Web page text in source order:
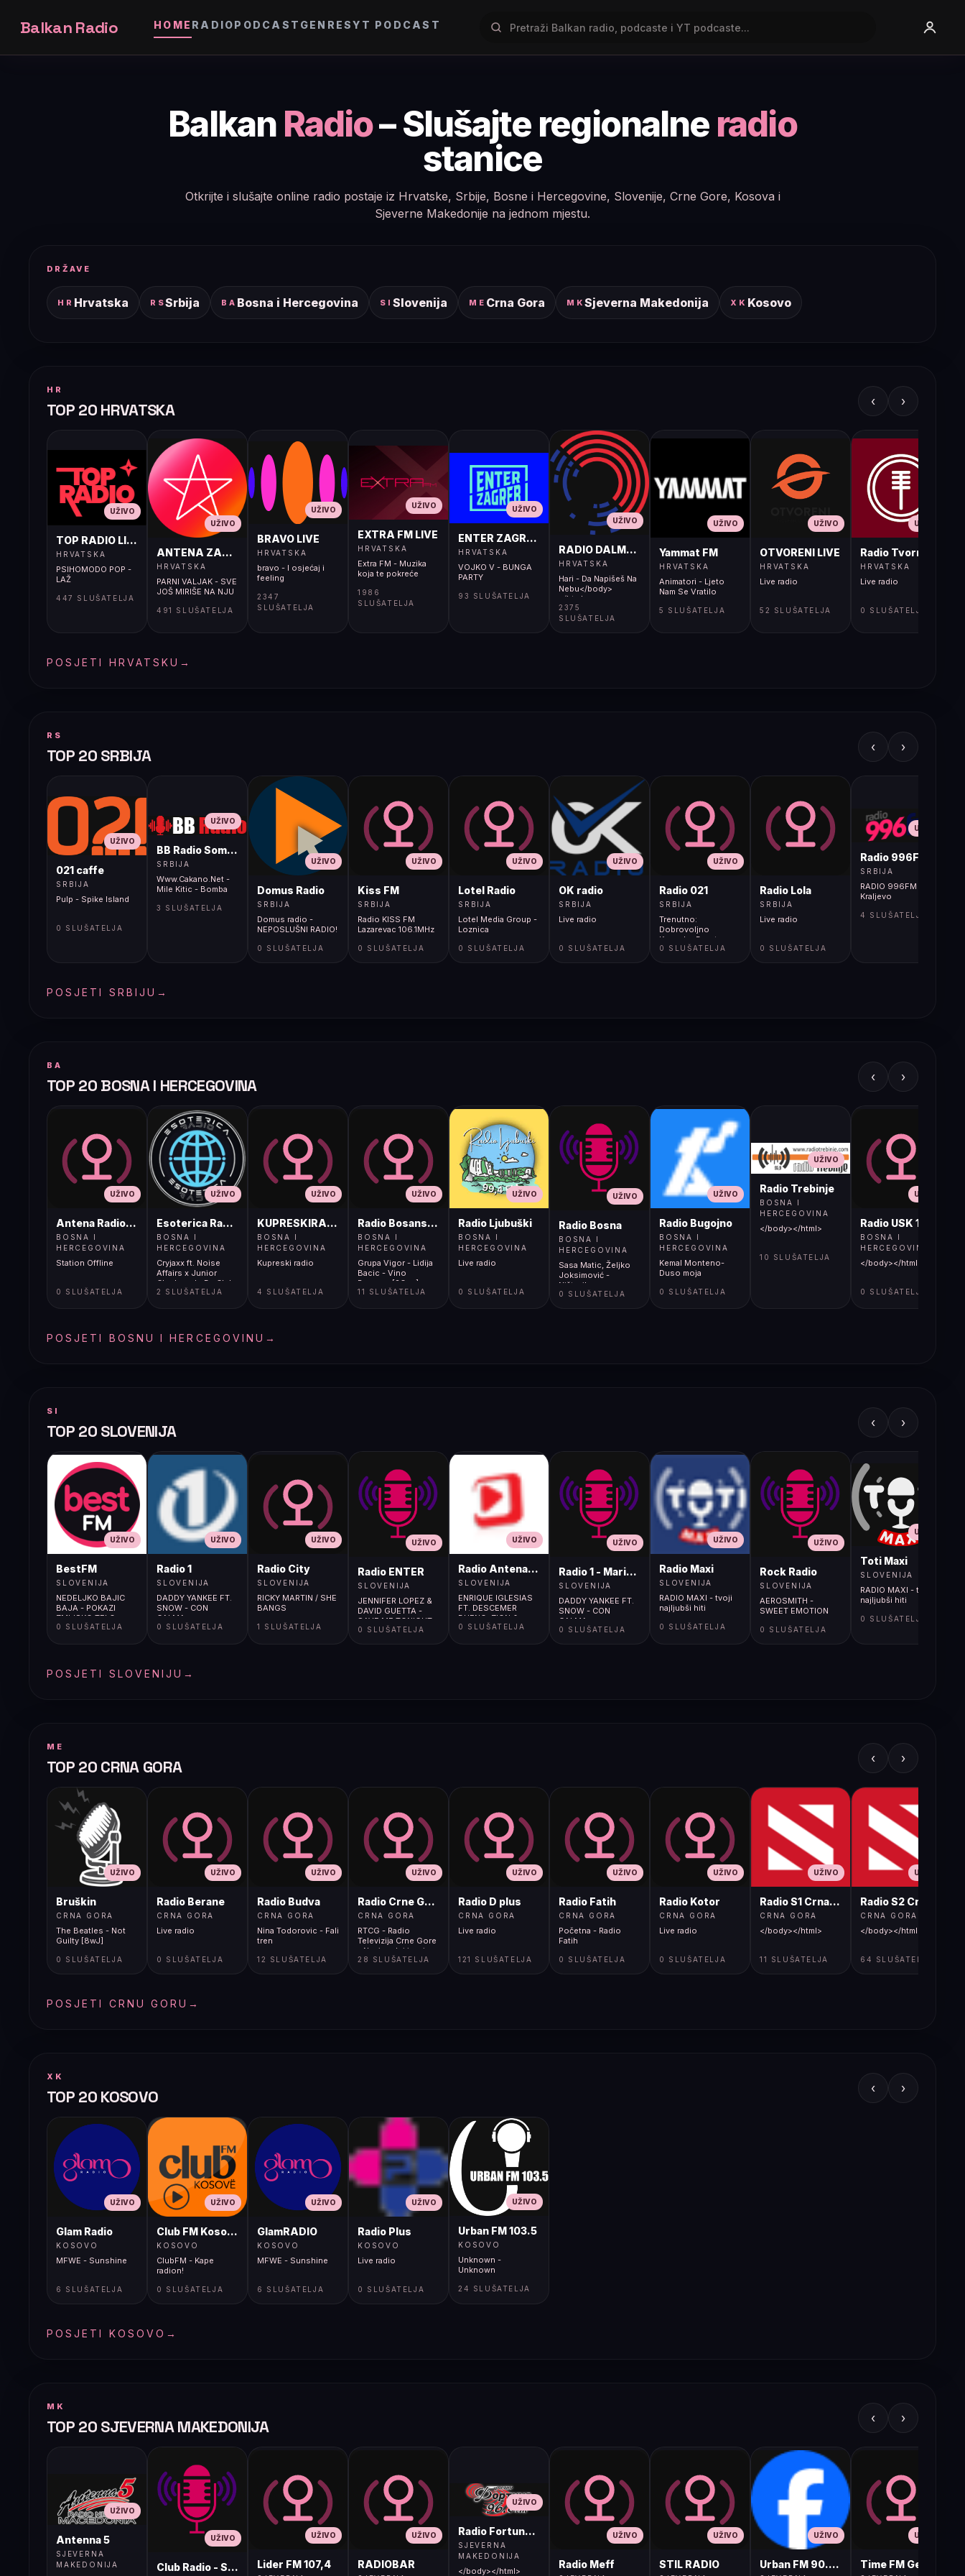
Balkan Radio HOME RADIOPODCAST GENRESYT PODCAST
Balkan Radio– Slušajte regionalne radio
stanice
Otkrijte i slušajte online radio postaje iz Hrvatske, Srbije, Bosne i Hercegovine, Slovenije, Crne Gore, Kosova i
Sjeverne Makedonije na jednom mjestu.
DRŽAVE
HR Hrvatska RSSrbija BA Bosna i Hercegovina SI Slovenija ME Crna Gora MKSjeverna Makedonija XK Kosovo
HR
TOP 20 HRVATSKA ‹ ›
UŽIVO
TOP RADIO LIVE
HRVATSKA
PSIHOMODO POP -
LAŽ
447 SLUŠATELJA
UŽIVO
ANTENA ZAGREB LIVE
HRVATSKA
PARNI VALJAK - SVE
JOŠ MIRIŠE NA NJU
491 SLUŠATELJA
UŽIVO
BRAVO LIVE
HRVATSKA
bravo - I osjećaj i
feeling
2347
SLUŠATELJA
UŽIVO
EXTRA FM LIVE
HRVATSKA
Extra FM - Muzika
koja te pokreće
1986
SLUŠATELJA
UŽIVO
ENTER ZAGREB LIVE
HRVATSKA
VOJKO V - BUNGA
PARTY
93 SLUŠATELJA
UŽIVO
RADIO DALMACIJA LIVE
HRVATSKA
Hari - Da Napišeš Na
Nebu</body>
</html>
2375
SLUŠATELJA
UŽIVO
Yammat FM
HRVATSKA
Animatori - Ljeto
Nam Se Vratilo
5 SLUŠATELJA
UŽIVO
OTVORENI LIVE
HRVATSKA
Live radio
52 SLUŠATELJA
UŽIVO
Radio Tvornica
HRVATSKA
Live radio
0 SLUŠATELJA
POSJETI HRVATSKU →
RS
TOP 20 SRBIJA ‹ ›
UŽIVO
021 caffe
SRBIJA
Pulp - Spike Island
0 SLUŠATELJA
UŽIVO
BB Radio Sombor
SRBIJA
Www.Cakano.Net -
Mile Kitic - Bomba
3 SLUŠATELJA
UŽIVO
Domus Radio
SRBIJA
Domus radio -
NEPOSLUŠNI RADIO!
0 SLUŠATELJA
UŽIVO
Kiss FM
SRBIJA
Radio KISS FM
Lazarevac 106.1MHz
0 SLUŠATELJA
UŽIVO
Lotel Radio
SRBIJA
Lotel Media Group -
Loznica
0 SLUŠATELJA
UŽIVO
OK radio
SRBIJA
Live radio
0 SLUŠATELJA
UŽIVO
Radio 021
SRBIJA
Trenutno:
Dobrovoljno
Kovacko Drustvo -
Sorom Sajke
0 SLUŠATELJA
Radio Lola
SRBIJA
Live radio
0 SLUŠATELJA
UŽIVO
Radio 996FM
SRBIJA
RADIO 996FM -
Kraljevo
4 SLUŠATELJA
POSJETI SRBIJU →
BA
TOP 20 BOSNA I HERCEGOVINA ‹ ›
UŽIVO
Antena Radio, Jelah Tešanj
BOSNA I
HERCEGOVINA
Station Offline
0 SLUŠATELJA
UŽIVO
Esoterica Radio S1
BOSNA I
HERCEGOVINA
Cryjaxx ft. Noise
Affairs x Junior
Charles - In Da Club
2 SLUŠATELJA
UŽIVO
KUPRESKIRADIO
BOSNA I
HERCEGOVINA
Kupreski radio
4 SLUŠATELJA
UŽIVO
Radio Bosanski Brod
BOSNA I
HERCEGOVINA
Grupa Vigor - Lidija
Bacic - Vino
Rumeno [2Ovs]
</body></html>
11 SLUŠATELJA
UŽIVO
Radio Ljubuški
BOSNA I
HERCEGOVINA
Live radio
0 SLUŠATELJA
UŽIVO
Radio Bosna
BOSNA I
HERCEGOVINA
Sasa Matic, Željko
Joksimović -
Ništavilo
0 SLUŠATELJA
UŽIVO
Radio Bugojno
BOSNA I
HERCEGOVINA
Kemal Monteno-
Duso moja
0 SLUŠATELJA
UŽIVO
Radio Trebinje
BOSNA I
HERCEGOVINA
</body></html>
10 SLUŠATELJA
UŽIVO
Radio USK 1
BOSNA I
HERCEGOVINA
</body></html>
0 SLUŠATELJA
POSJETI BOSNU I HERCEGOVINU →
SI
TOP 20 SLOVENIJA ‹ ›
UŽIVO
BestFM
SLOVENIJA
NEDELJKO BAJIC
BAJA - POKAZI
ZMIJSKO TELO
0 SLUŠATELJA
UŽIVO
Radio 1
SLOVENIJA
DADDY YANKEE FT.
SNOW - CON
CALMA
0 SLUŠATELJA
UŽIVO
Radio City
SLOVENIJA
RICKY MARTIN / SHE
BANGS
1 SLUŠATELJA
UŽIVO
Radio ENTER
SLOVENIJA
JENNIFER LOPEZ &
DAVID GUETTA -
SAVE ME TONIGHT
(DJS FROM MARS
0 SLUŠATELJA
UŽIVO
Radio Antena (105.2MHz)
SLOVENIJA
ENRIQUE IGLESIAS
FT. DESCEMER
BUENO, ZION &
LENNOX - SUBEME
0 SLUŠATELJA
UŽIVO
Radio 1 - Maribor (107.9MHz)
SLOVENIJA
DADDY YANKEE FT.
SNOW - CON
CALMA
0 SLUŠATELJA
UŽIVO
Radio Maxi
SLOVENIJA
RADIO MAXI - tvoji
najljubši hiti
0 SLUŠATELJA
UŽIVO
Rock Radio
SLOVENIJA
AEROSMITH -
SWEET EMOTION
0 SLUŠATELJA
UŽIVO
Toti Maxi
SLOVENIJA
RADIO MAXI - tvoji
najljubši hiti
0 SLUŠATELJA
POSJETI SLOVENIJU →
ME
TOP 20 CRNA GORA ‹ ›
UŽIVO
Bruškin
CRNA GORA
The Beatles - Not
Guilty [8wJ]
0 SLUŠATELJA
UŽIVO
Radio Berane
CRNA GORA
Live radio
0 SLUŠATELJA
UŽIVO
Radio Budva
CRNA GORA
Nina Todorovic - Fali
tren
12 SLUŠATELJA
UŽIVO
Radio Crne Gore 1
CRNA GORA
RTCG - Radio
Televizija Crne Gore
- Nacionalni javni
servis
28 SLUŠATELJA
UŽIVO
Radio D plus
CRNA GORA
Live radio
121 SLUŠATELJA
UŽIVO
Radio Fatih
CRNA GORA
Početna - Radio
Fatih
0 SLUŠATELJA
UŽIVO
Radio Kotor
CRNA GORA
Live radio
0 SLUŠATELJA
UŽIVO
Radio S1 Crna Gora
CRNA GORA
</body></html>
11 SLUŠATELJA
UŽIVO
Radio S2 Crna Gora
CRNA GORA
</body></html>
64 SLUŠATELJA
POSJETI CRNU GORU →
XK
TOP 20 KOSOVO ‹ ›
UŽIVO
Glam Radio
KOSOVO
MFWE - Sunshine
6 SLUŠATELJA
UŽIVO
Club FM Kosovë
KOSOVO
ClubFM - Kape
radion!
0 SLUŠATELJA
UŽIVO
GlamRADIO
KOSOVO
MFWE - Sunshine
6 SLUŠATELJA
UŽIVO
Radio Plus
KOSOVO
Live radio
0 SLUŠATELJA
UŽIVO
Urban FM 103.5
KOSOVO
Unknown -
Unknown
24 SLUŠATELJA
POSJETI KOSOVO →
MK
TOP 20 SJEVERNA MAKEDONIJA ‹ ›
UŽIVO
Antenna 5
SJEVERNA
MAKEDONIJA
UŽIVO
Club Radio - Skopje, Mcedonia
UŽIVO
Lider FM 107,4
UŽIVO
RADIOBAR
UŽIVO
Radio Fortuna 96.8 FM
SJEVERNA
MAKEDONIJA
</body></html>
UŽIVO
Radio Meff
UŽIVO
STIL RADIO
UŽIVO
Urban FM 90.8 Skopje
UŽIVO
Time FM Gevgelija